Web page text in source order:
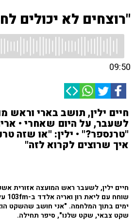
"רוצחים לא יכולים
09:50
חיים ילין, תושב בארי וראש
לשעבר, על היום שאחרי •
"טרנספר?" • ילין: "או שזה
איך שרוצים לקרוא לזה"
חיים ילין, לשעבר ראש המועצה אזורית
ימים בתוך המלחמה. "אני חושב שהשקט
שקט צבאי, שקט שלנו", סיפר תחילה.